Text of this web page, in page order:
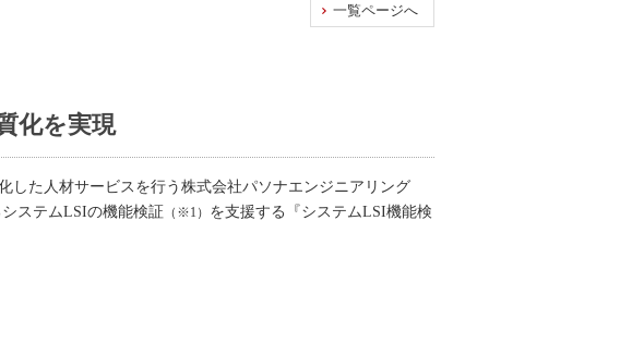
一覧ページへ
化を実現
した人材サービスを行う株式会社パソナエンジニアリング
ステムLSIの機能検証 （※1） を支援する『システムLSI機能検